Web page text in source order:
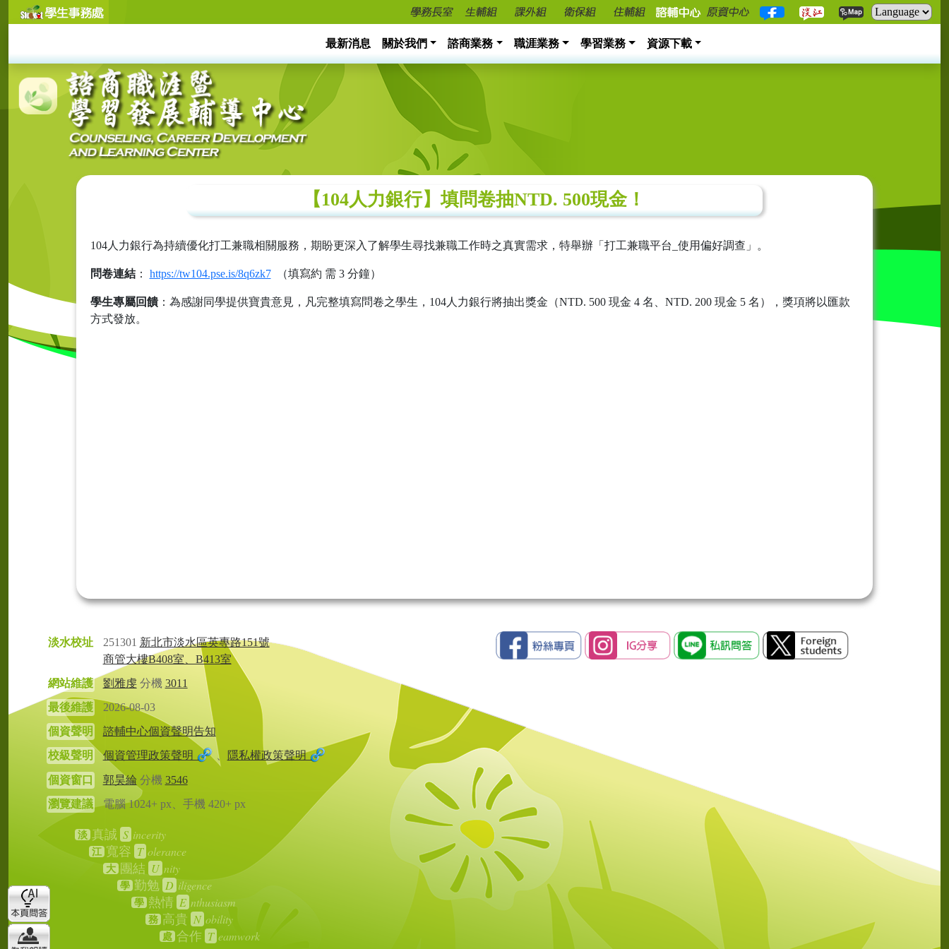
最新消息 關於我們 諮商業務 職涯業務 學習業務 資源下載
【104人力銀行】填問卷抽NTD. 500現金！
104人力銀行為持續優化打工兼職相關服務，期盼更深入了解學生尋找兼職工作時之真實需求，特舉辦「打工兼職平台_使用偏好調查」。
問卷連結： https://tw104.pse.is/8q6zk7（填寫約 需 3 分鐘）
學生專屬回饋：為感謝同學提供寶貴意見，凡完整填寫問卷之學生，104人力銀行將抽出獎金（NTD. 500 現金 4 名、NTD. 200 現金 5 名），獎項將以匯款
方式發放。
淡水校址 251301 新北市淡水區英專路151號
商管大樓B408室、B413室
網站維護
劉雅虔分機 3011
最後維護
2026-08-03
個資聲明
諮輔中心個資聲明告知
校級聲明
個資管理政策聲明 、 隱私權政策聲明
個資窗口 郭昊綸 分機 3546
瀏覽建議
電腦 1024+ px、手機 420+ px
淡 真誠 S incerity
江 寬容 T olerance
大 團結 U nity
學 勤勉 D iligence
學 熱情 E nthusiasm
務 高貴 N obility
處 合作 T eamwork